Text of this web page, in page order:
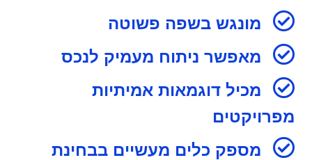
מונגש בשפה פשוטה
מאפשר ניתוח מעמיק לנכס
מכיל דוגמאות אמיתיות
מפרויקטים
מספק כלים מעשיים בבחינת